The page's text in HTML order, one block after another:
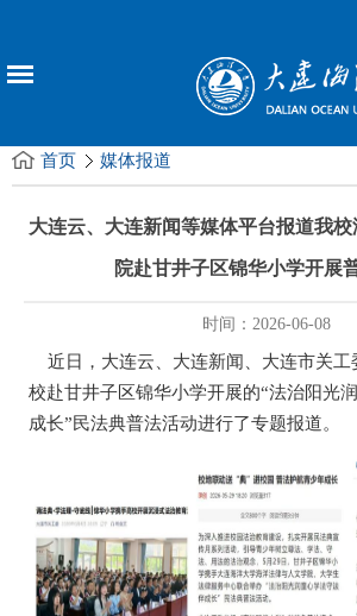
首页 媒体报道
大连云、大连新闻等媒体平台报道我
院赴甘井子区锦华小学开展
时间：2026-06-08
近日，大连云、大连新闻、大连市关工
校赴甘井子区锦华小学开展的“法治阳光
成长”民法典普法活动进行了专题报道。